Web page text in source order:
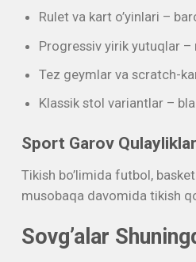
Rulet va kart o’yinlari –
Progressiv yirik yutuqlar
Tez geymlar va scratch-
Klassik stol variantlar –
Sport Garov
Tikish bo’limida futbol,
musobaqa davomida tikish
Sovg’alar